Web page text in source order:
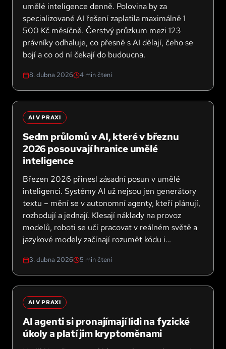
umělé inteligence denně. Polovina by za
specializované AI řešení zaplatila maximálně 1
500 Kč měsíčně. Čerstvý průzkum mezi 123
právníky odhaluje, co přesně s AI dělají, čeho se
bojí a co od ní čekají do budoucna.
8. dubna 2026 4 min čtení
AI V PRAXI
Sedm průlomů v AI, které v březnu
2026 posouvají hranice umělé
inteligence
Březen 2026 přinesl zásadní posun v umělé
inteligenci. Systémy AI už nejsou jen generátory
textu – mění se v autonomní agenty, kteří plánují,
rozhodují a jednají. Klesají náklady na provoz
modelů, roboti se učí pracovat v reálném světě a
jazykové modely začínají rozumět kódu i
Přinášíme přehled sedmi nejdůležitějších průlomů
tohoto měsíce.
3. dubna 2026 5 min čtení
AI V PRAXI
AI agenti si pronajímají lidi na fyzické
úkoly a platí jim kryptoměnami